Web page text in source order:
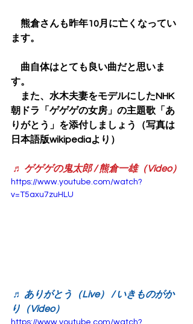
熊倉さんも昨年10月に亡くなってい
ます。
曲自体はとても良い曲だと思いま
す。
また、水木夫妻をモデルにしたNHK
朝ドラ「ゲゲゲの女房」の主題歌「あ
りがとう」を添付しましょう（写真は
日本語版wikipediaより）
♬ ゲゲゲの鬼太郎 / 熊倉一雄（Video）
https://www.youtube.com/watch?
v=T5axu7zuHLU
♬ ありがとう（Live） / いきものがか
り（Video）
https://www.youtube.com/watch?